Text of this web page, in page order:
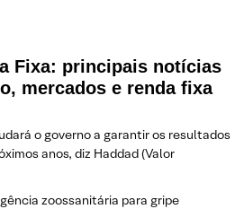
Fixa: principais notícias
mercados e renda fixa
o governo a garantir os resultados
anos, diz Haddad (Valor
zoossanitária para gripe